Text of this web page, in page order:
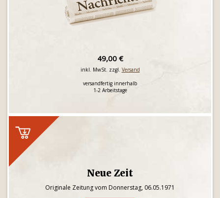
49,00 €
inkl. MwSt. zzgl. Versand
versandfertig innerhalb
1-2 Arbeitstage
Neue Zeit
Originale Zeitung vom Donnerstag, 06.05.1971